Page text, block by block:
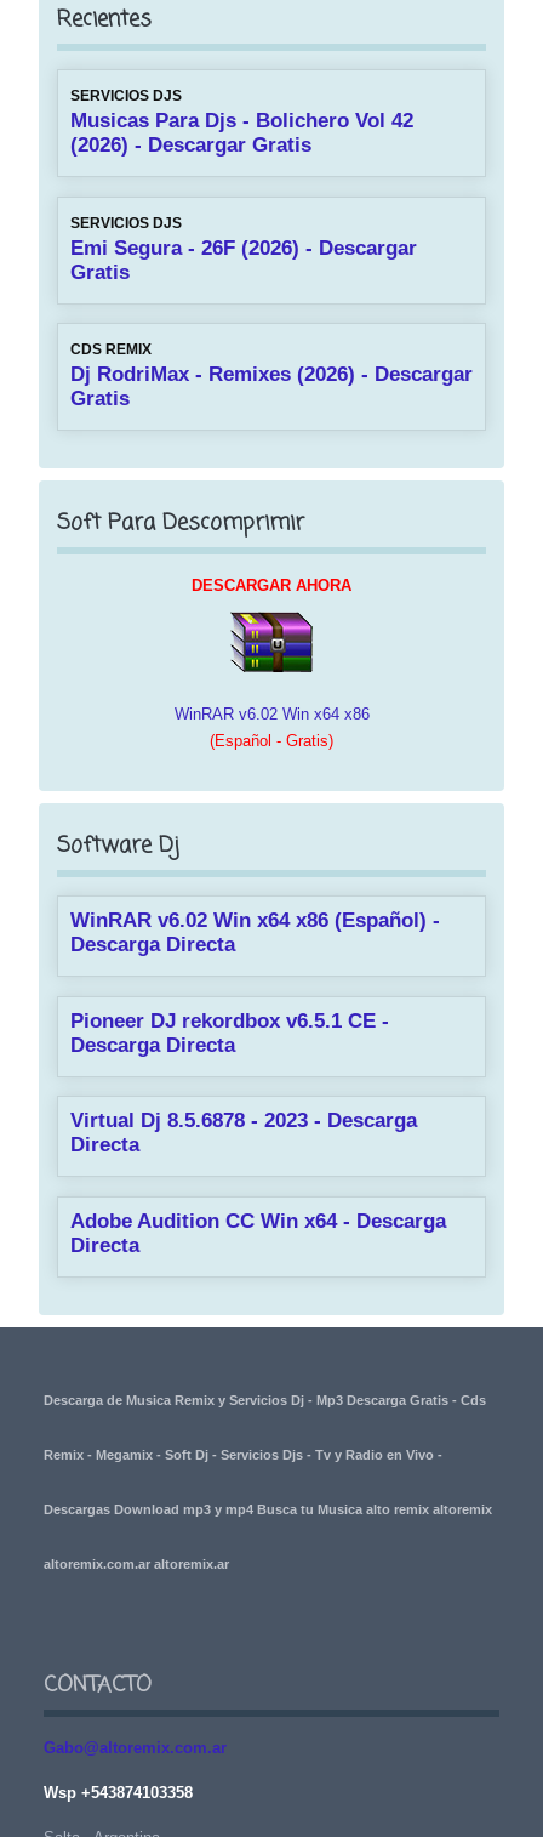
Recientes
SERVICIOS DJS
Musicas Para Djs - Bolichero Vol 42
(2026) - Descargar Gratis
SERVICIOS DJS
Emi Segura - 26F (2026) - Descargar
Gratis
CDS REMIX
Dj RodriMax - Remixes (2026) - Descargar
Gratis
Soft Para Descomprimir
DESCARGAR AHORA
WinRAR v6.02 Win x64 x86
(Español - Gratis)
Software Dj
WinRAR v6.02 Win x64 x86 (Español) -
Descarga Directa
Pioneer DJ rekordbox v6.5.1 CE -
Descarga Directa
Virtual Dj 8.5.6878 - 2023 - Descarga
Directa
Adobe Audition CC Win x64 - Descarga
Directa
Descarga de Musica Remix y Servicios Dj - Mp3 Descarga Gratis - Cds
Remix - Megamix - Soft Dj - Servicios Djs - Tv y Radio en Vivo -
Descargas Download mp3 y mp4 Busca tu Musica alto remix altoremix
altoremix.com.ar altoremix.ar
CONTACTO
Gabo@altoremix.com.ar
Wsp +543874103358